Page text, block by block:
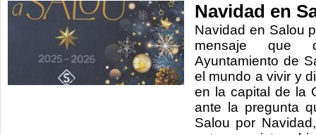
Navidad en
Navidad en Salou
mensaje que
Ayuntamiento de
el mundo a vivir y
en la capital de la
ante la pregunta
Salou por